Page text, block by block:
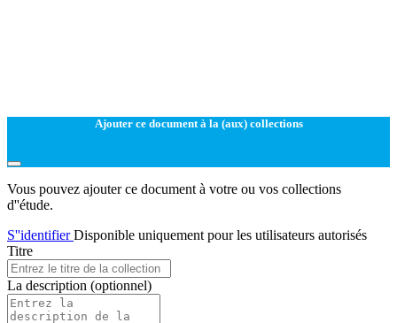
Ajouter ce document à la (aux) collections
Vous pouvez ajouter ce document à votre ou vos collections
d''étude.
S''identifierDisponible uniquement pour les utilisateurs autorisés
Titre
La description (optionnel)